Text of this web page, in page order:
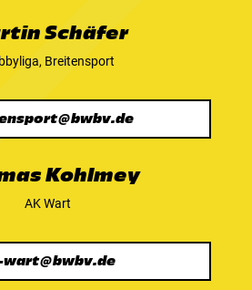
Schäfer
Breitensport
Kohlmey
AK Wart
wart@bwbv.de